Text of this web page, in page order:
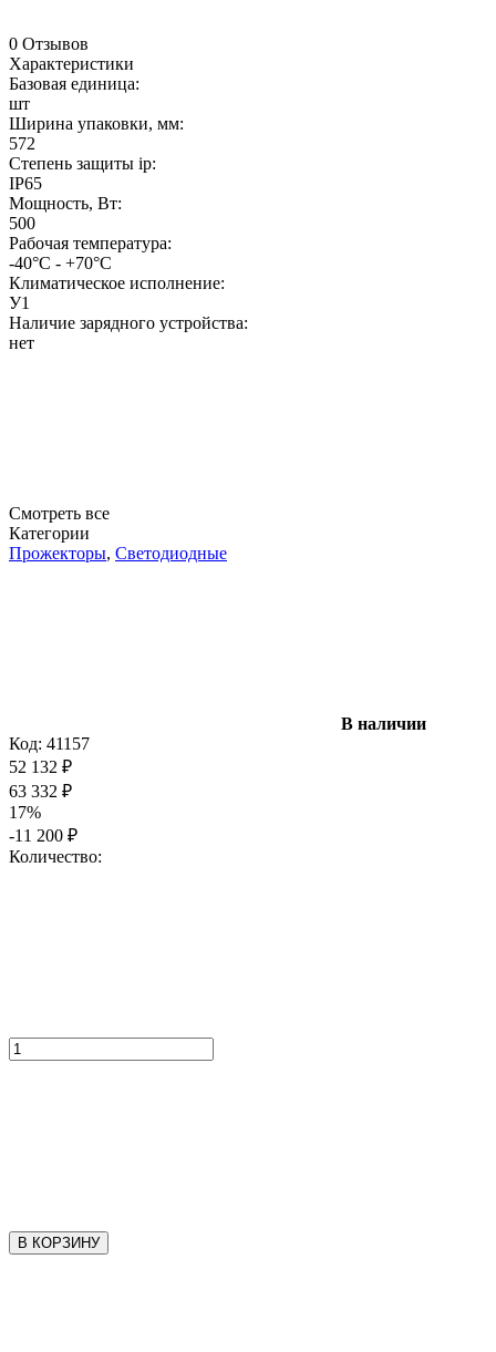
0 Отзывов
Характеристики
Базовая единица:
шт
Ширина упаковки, мм:
572
Степень защиты ip:
IP65
Мощность, Вт:
500
Рабочая температура:
-40°C - +70°C
Климатическое исполнение:
У1
Наличие зарядного устройства:
нет
Смотреть все
Категории
Прожекторы, Светодиодные
В наличии
Код: 41157
52 132 ₽
63 332 ₽
17%
-11 200 ₽
Количество:
В КОРЗИНУ